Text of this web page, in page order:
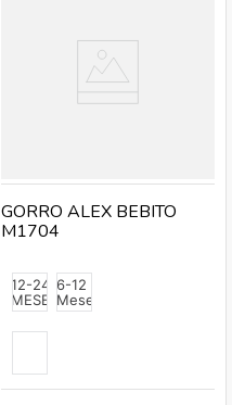
12-24
MESES
6-12
Meses
GORRO ALEX BEBITO
M1704